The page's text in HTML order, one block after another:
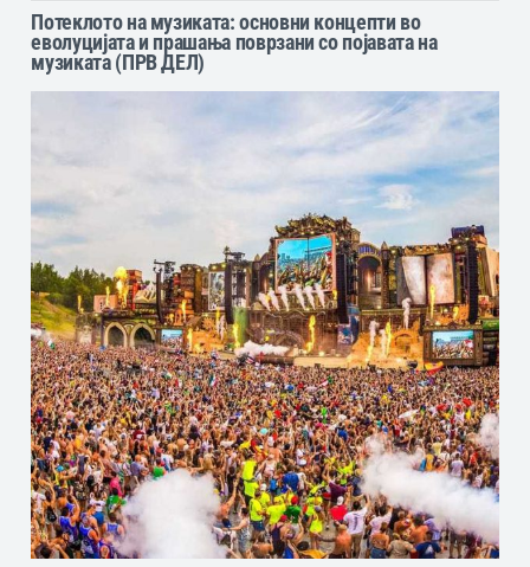
Потеклото на музиката: основни концепти во
еволуцијата и прашања поврзани со појавата на
музиката (ПРВ ДЕЛ)